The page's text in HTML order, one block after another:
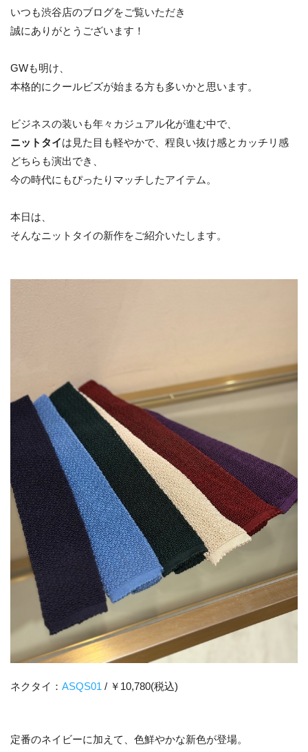
いつも渋谷店のブログをご覧いただき
誠にありがとうございます！
GWも明け、
本格的にクールビズが始まる方も多いかと思います。
ビジネスの装いも年々カジュアル化が進む中で、
ニットタイは見た目も軽やかで、程良い抜け感とカッチリ感
どちらも演出でき、
今の時代にもぴったりマッチしたアイテム。
本日は、
そんなニットタイの新作をご紹介いたします。
ネクタイ： ASQS01 / ￥10,780(税込)
定番のネイビーに加えて、色鮮やかな新色が登場。